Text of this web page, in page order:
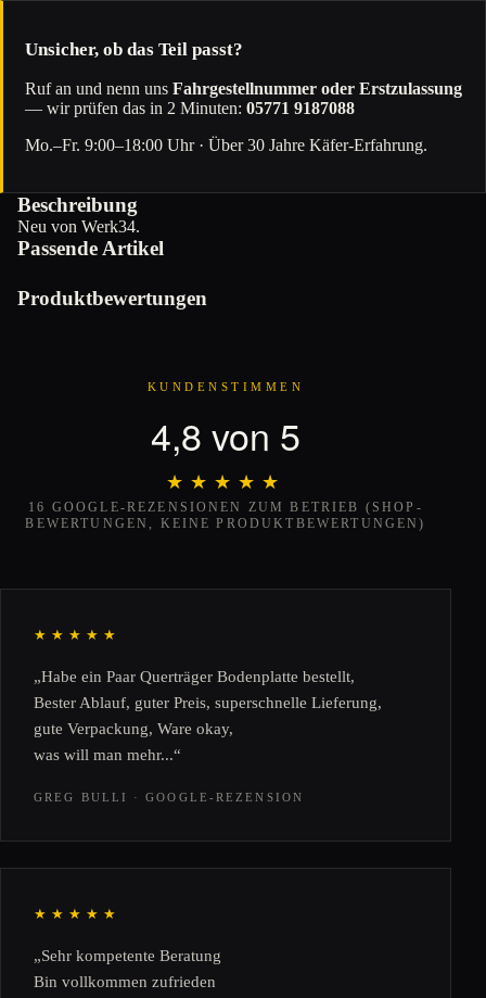
Unsicher, ob das Teil passt?
Ruf an und nenn uns Fahrgestellnummer oder Erstzulassung
— wir prüfen das in 2 Minuten: 05771 9187088
Mo.–Fr. 9:00–18:00 Uhr · Über 30 Jahre Käfer-Erfahrung.
Beschreibung
Neu von Werk34.
Passende Artikel
Produktbewertungen
KUNDENSTIMMEN
4,8 von 5
★★★★★
★★★★★
16 GOOGLE-REZENSIONEN ZUM BETRIEB (SHOP-
BEWERTUNGEN, KEINE PRODUKTBEWERTUNGEN)
★★★★★
„Habe ein Paar Querträger Bodenplatte bestellt,
Bester Ablauf, guter Preis, superschnelle Lieferung,
gute Verpackung, Ware okay,
was will man mehr...“
GREG BULLI · GOOGLE-REZENSION
★★★★★
„Sehr kompetente Beratung
Bin vollkommen zufrieden